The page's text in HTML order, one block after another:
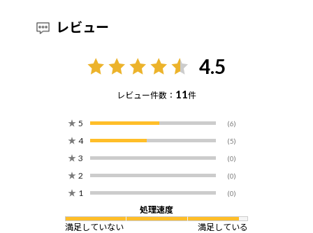
レビュー
4.5
レビュー件数： 11 件
★ 5 (6)
★ 4 (5)
★ 3 (0)
★ 2 (0)
★ 1 (0)
処理速度
満足していない
満足している